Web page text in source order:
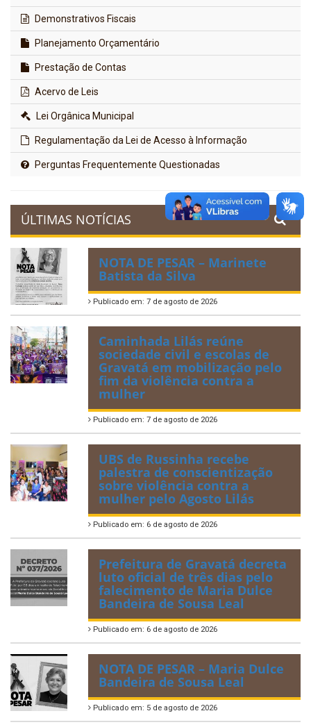
Demonstrativos Fiscais
Planejamento Orçamentário
Prestação de Contas
Acervo de Leis
Lei Orgânica Municipal
Regulamentação da Lei de Acesso à Informação
Perguntas Frequentemente Questionadas
ÚLTIMAS NOTÍCIAS
NOTA DE PESAR – Marinete
Batista da Silva
Publicado em: 7 de agosto de 2026
Caminhada Lilás reúne
sociedade civil e escolas de
Gravatá em mobilização pelo
fim da violência contra a
mulher
Publicado em: 7 de agosto de 2026
UBS de Russinha recebe
palestra de conscientização
sobre violência contra a
mulher pelo Agosto Lilás
Publicado em: 6 de agosto de 2026
Prefeitura de Gravatá decreta
luto oficial de três dias pelo
falecimento de Maria Dulce
Bandeira de Sousa Leal
Publicado em: 6 de agosto de 2026
NOTA DE PESAR – Maria Dulce
Bandeira de Sousa Leal
Publicado em: 5 de agosto de 2026